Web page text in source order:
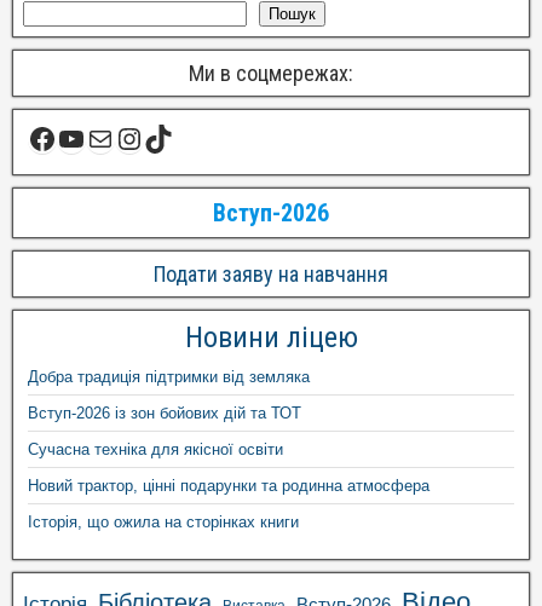
Пошук
Ми в соцмережах:
Вступ-2026
Подати заяву на навчання
Новини ліцею
Добра традиція підтримки від земляка
Вступ-2026 із зон бойових дій та ТОТ
Сучасна техніка для якісної освіти
Новий трактор, цінні подарунки та родинна атмосфера
Історія, що ожила на сторінках книги